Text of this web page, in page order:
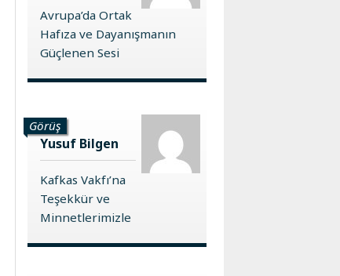
Avrupa’da Ortak
Hafıza ve Dayanışmanın
Güçlenen Sesi
Görüş
Yusuf Bilgen
Kafkas Vakfı’na
Teşekkür ve
Minnetlerimizle